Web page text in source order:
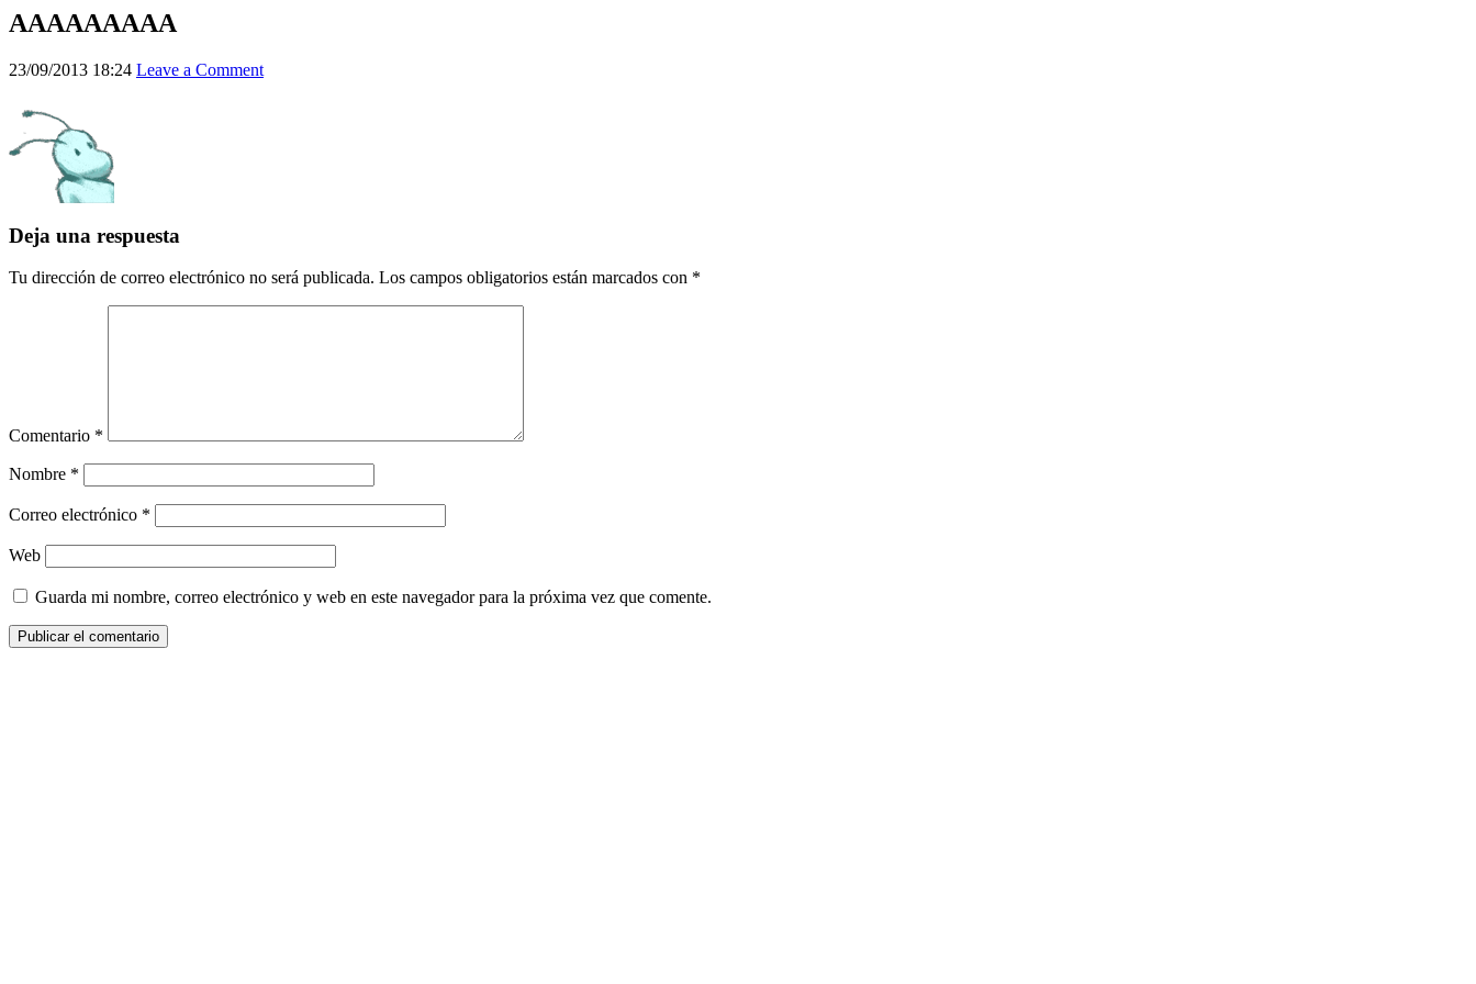
AAAAAAAAA
23/09/2013 18:24 Leave a Comment
Deja una respuesta
Tu dirección de correo electrónico no será publicada. Los campos obligatorios están marcados con *
Comentario *
Nombre *
Correo electrónico *
Web
Guarda mi nombre, correo electrónico y web en este navegador para la próxima vez que comente.